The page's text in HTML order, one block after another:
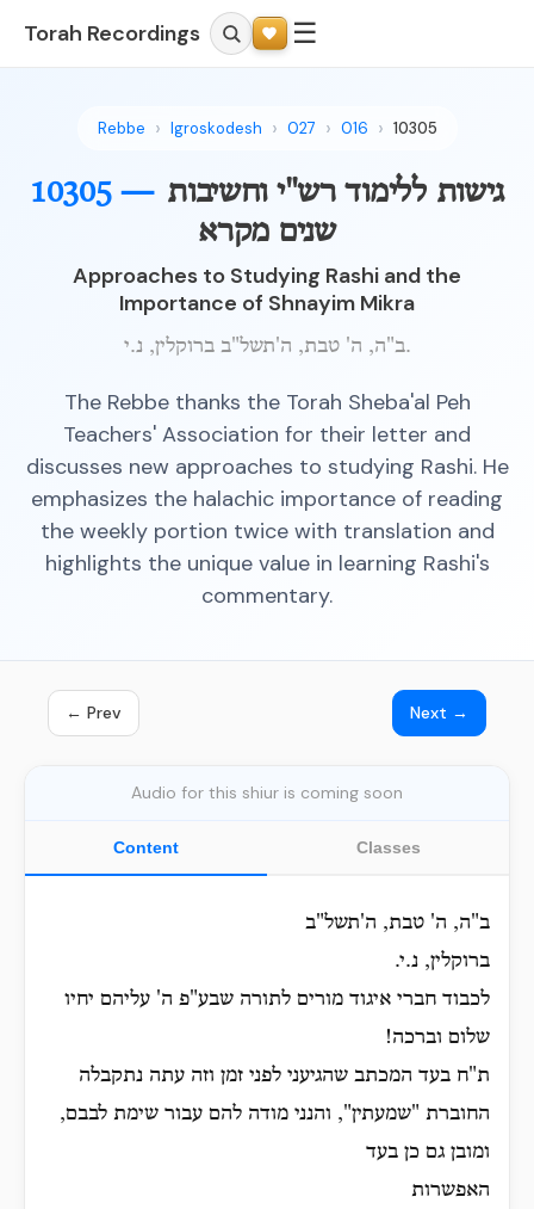
Torah Recordings ☰
Rebbe Igroskodesh 027 016 10305
10305 — גישות ללימוד רש"י וחשיבות
שנים מקרא
Approaches to Studying Rashi and the
Importance of Shnayim Mikra
ב"ה, ה' טבת, ה'תשל"ב ברוקלין, נ.י.
The Rebbe thanks the Torah Sheba'al Peh
Teachers' Association for their letter and
discusses new approaches to studying Rashi. He
emphasizes the halachic importance of reading
the weekly portion twice with translation and
highlights the unique value in learning Rashi's
commentary.
← Prev Next →
Audio for this shiur is coming soon
Content Classes
ב"ה, ה' טבת, ה'תשל"ב
ברוקלין, נ.י.
לכבוד חברי איגוד מורים לתורה שבע"פ ה' עליהם יחיו
שלום וברכה!
ת"ח בעד המכתב שהגיעני לפני זמן וזה עתה נתקבלה
החוברת "שמעתין", והנני מודה להם עבור שימת לבבם,
ומובן גם כן בעד
האפשרות